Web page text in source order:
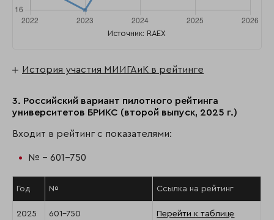
Источник: RAEX
История участия МИИГАиК в рейтинге
3. Российский вариант пилотного рейтинга
университетов БРИКС (второй выпуск, 2025 г.)
Входит в рейтинг с показателями:
№ - 601-750
Год № Ссылка на рейтинг
2025 601-750 Перейти к таблице